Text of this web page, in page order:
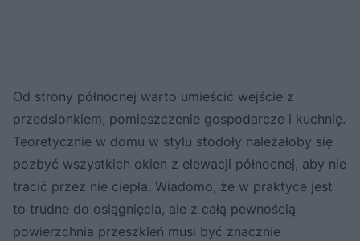
Od strony północnej warto umieścić wejście z
przedsionkiem, pomieszczenie gospodarcze i kuchnię.
Teoretycznie w domu w stylu stodoły należałoby się
pozbyć wszystkich okien z elewacji północnej, aby nie
tracić przez nie ciepła. Wiadomo, że w praktyce jest
to trudne do osiągnięcia, ale z całą pewnością
powierzchnia przeszkleń musi być znacznie